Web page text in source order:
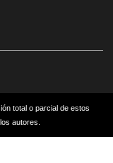
total o parcial de estos
autores.